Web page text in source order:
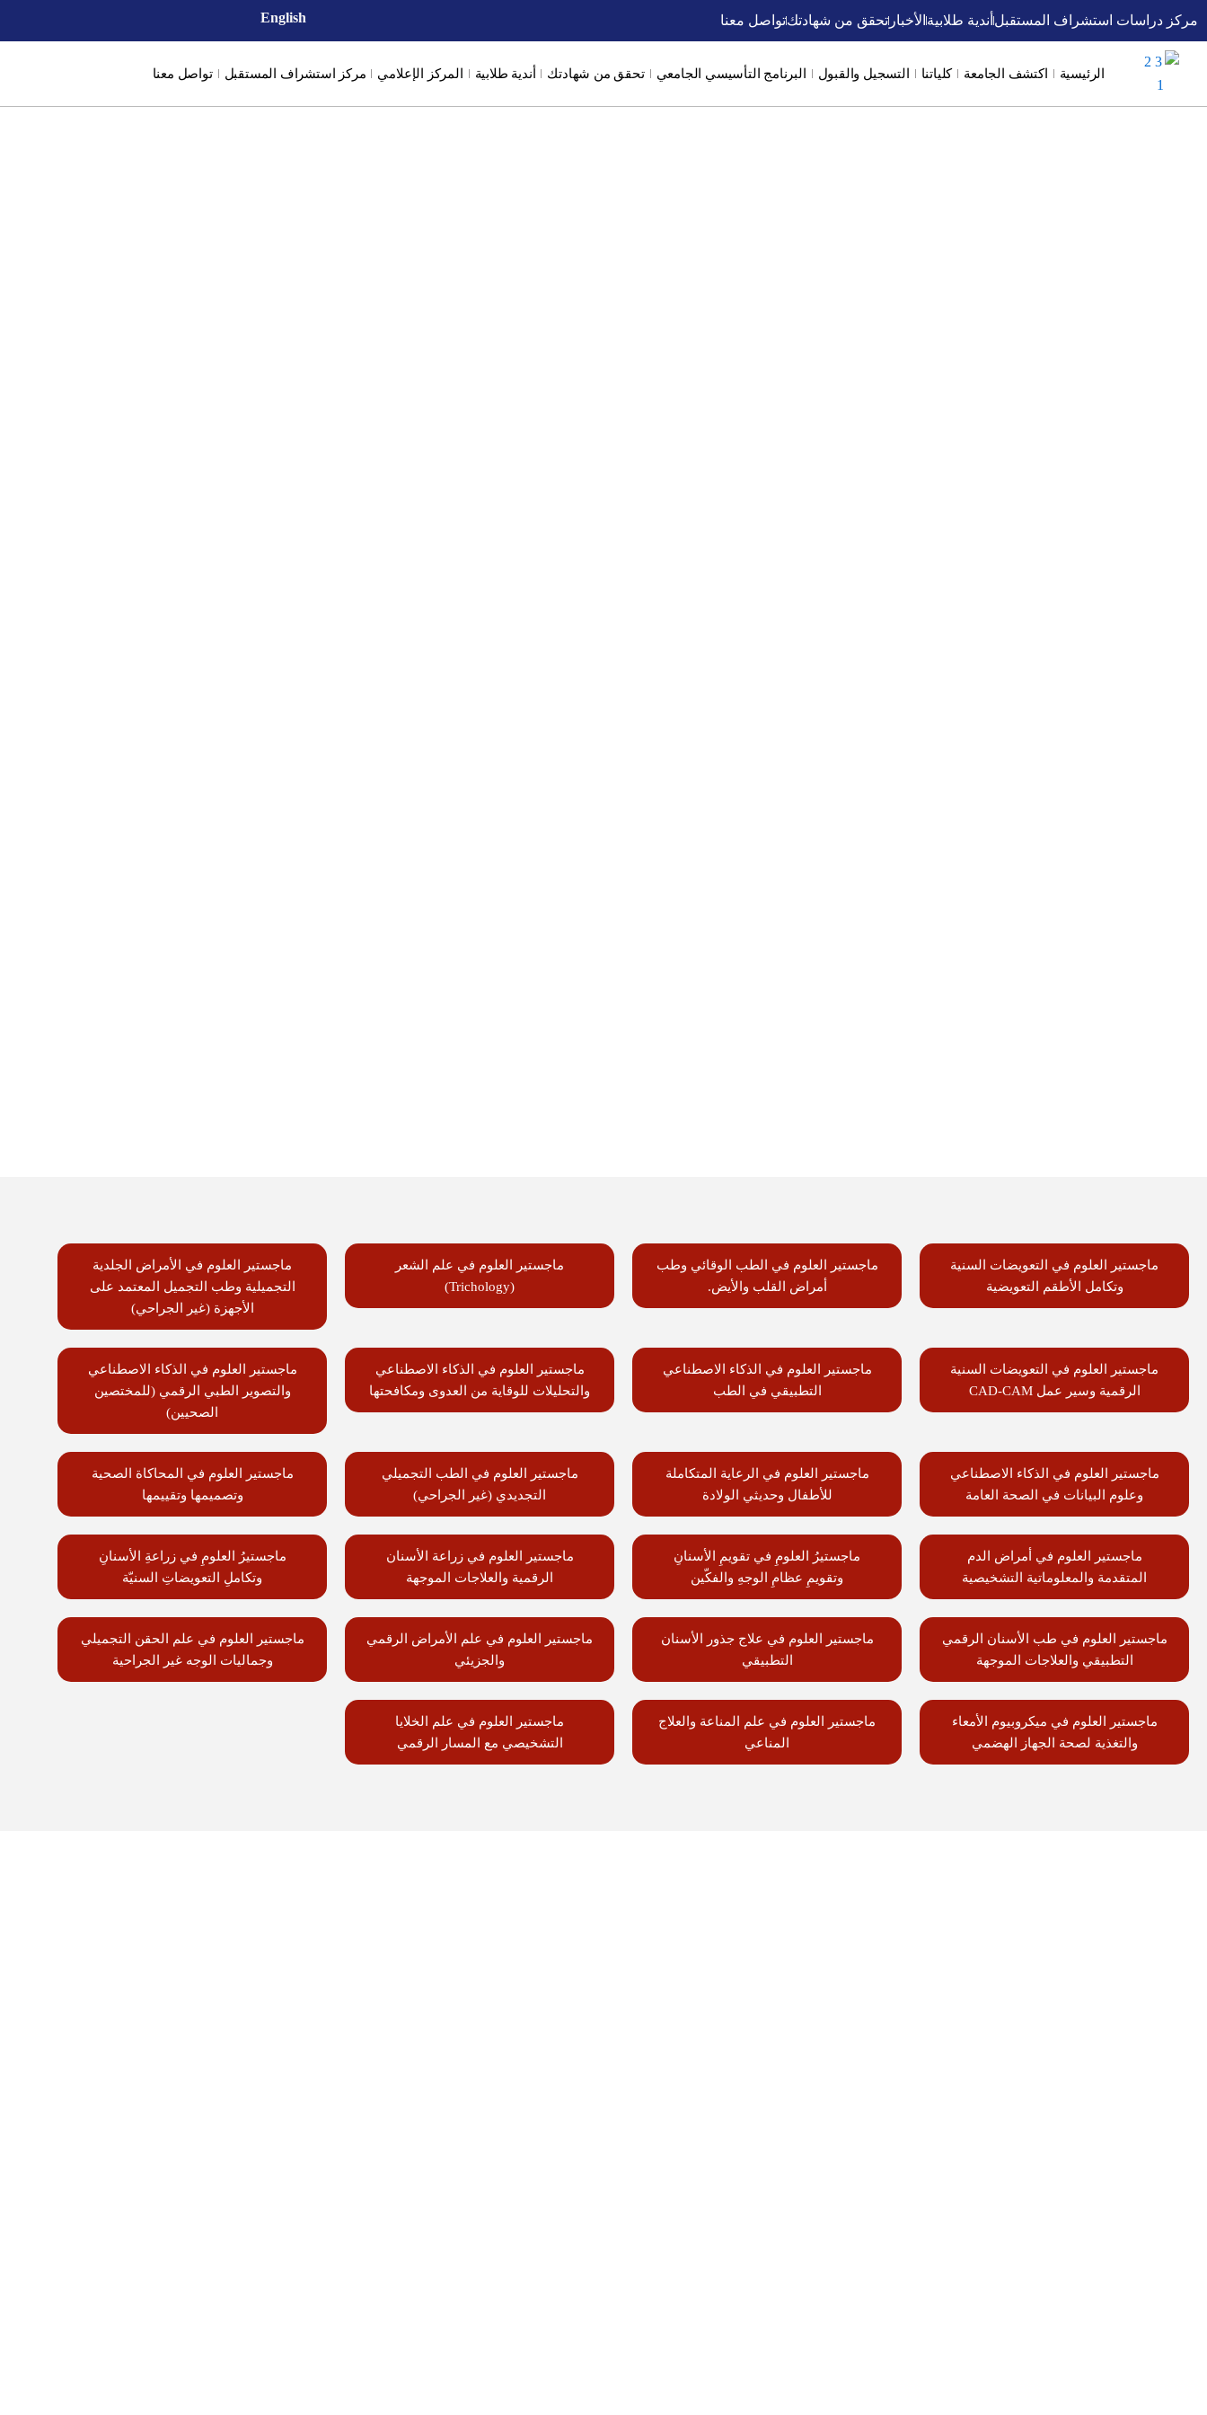
المحتوى
مركز دراسات استشراف المستقبل أندية طلابية الأخبار تحقق من شهادتكتواصل معنا English
الرئيسية اكتشف الجامعة كلياتنا التسجيل والقبول البرنامج التأسيسي الجامعي تحقق من شهادتك أندية طلابية المركز الإعلامي مركز استشراف المستقبل تواصل معنا
ماجستير العلوم في التعويضات السنية
وتكامل الأطقم التعويضية
ماجستير العلوم في الطب الوقائي وطب
أمراض القلب والأيض.
ماجستير العلوم في علم الشعر
(Trichology)
ماجستير العلوم في الأمراض الجلدية
التجميلية وطب التجميل المعتمد على
الأجهزة (غير الجراحي)
ماجستير العلوم في التعويضات السنية
الرقمية وسير عمل CAD-CAM
ماجستير العلوم في الذكاء الاصطناعي
التطبيقي في الطب
ماجستير العلوم في الذكاء الاصطناعي
والتحليلات للوقاية من العدوى ومكافحتها
ماجستير العلوم في الذكاء الاصطناعي
والتصوير الطبي الرقمي (للمختصين
الصحيين)
ماجستير العلوم في الذكاء الاصطناعي
وعلوم البيانات في الصحة العامة
ماجستير العلوم في الرعاية المتكاملة
للأطفال وحديثي الولادة
ماجستير العلوم في الطب التجميلي
التجديدي (غير الجراحي)
ماجستير العلوم في المحاكاة الصحية
وتصميمها وتقييمها
ماجستير العلوم في أمراض الدم
المتقدمة والمعلوماتية التشخيصية
ماجستيرُ العلومِ في تقويمِ الأسنانِ
وتقويمِ عظامِ الوجهِ والفكّين
ماجستير العلوم في زراعة الأسنان
الرقمية والعلاجات الموجهة
ماجستيرُ العلومِ في زراعةِ الأسنانِ
وتكاملِ التعويضاتِ السنيّة
ماجستير العلوم في طب الأسنان الرقمي
التطبيقي والعلاجات الموجهة
ماجستير العلوم في علاج جذور الأسنان
التطبيقي
ماجستير العلوم في علم الأمراض الرقمي
والجزيئي
ماجستير العلوم في علم الحقن التجميلي
وجماليات الوجه غير الجراحية
ماجستير العلوم في ميكروبيوم الأمعاء
والتغذية لصحة الجهاز الهضمي
ماجستير العلوم في علم المناعة والعلاج
المناعي
ماجستير العلوم في علم الخلايا
التشخيصي مع المسار الرقمي